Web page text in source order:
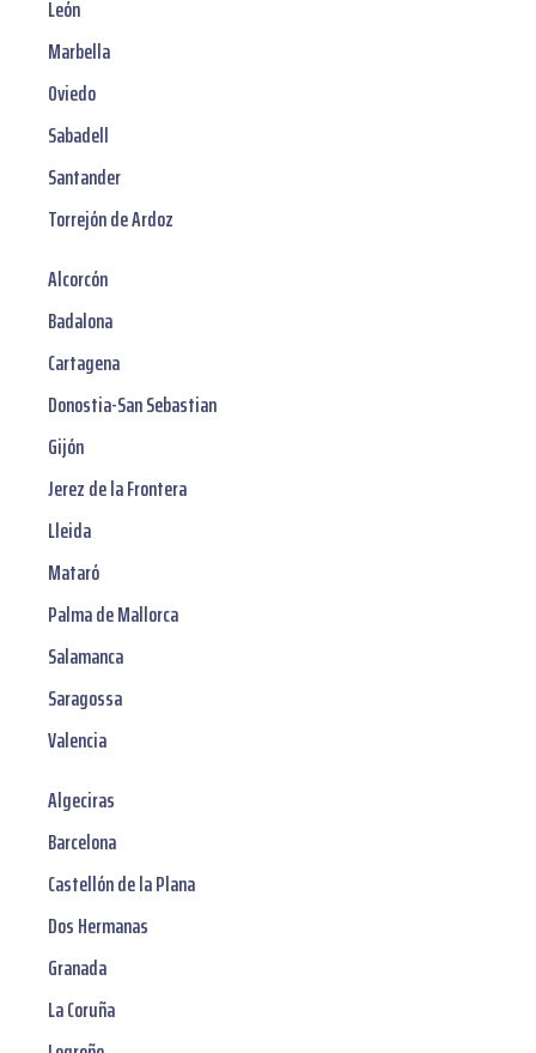
León
Marbella
Oviedo
Sabadell
Santander
Torrejón de Ardoz
Alcorcón
Badalona
Cartagena
Donostia-San Sebastian
Gijón
Jerez de la Frontera
Lleida
Mataró
Palma de Mallorca
Salamanca
Saragossa
Valencia
Algeciras
Barcelona
Castellón de la Plana
Dos Hermanas
Granada
La Coruña